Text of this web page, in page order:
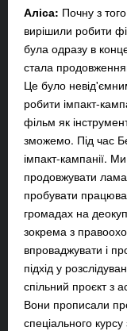
Аліса: Почну з
вирішили робити
була одразу в
стала
Це було
робити імпакт-
фільм як
зможемо. Під час
імпакт-кампанії.
продовжувати
пробувати
громадах на
зокрема з
впроваджувати і
підхід у
спільний проєкт з
Вони прописали
спеціального